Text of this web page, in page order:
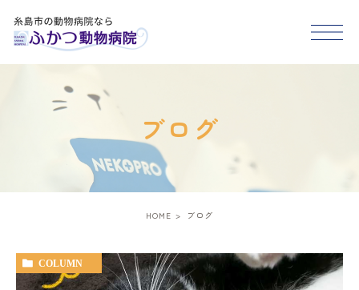
HOME
医院紹介
スタッフ紹介
アクセス
ブログ
HOME ブログ
COLUMN